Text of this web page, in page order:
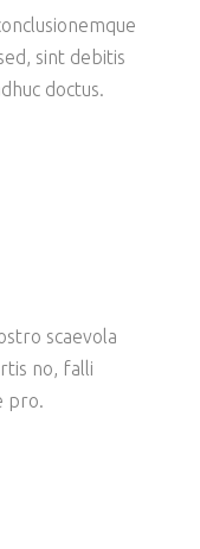
sint debitis
doctus.
scaevola
no, falli
pro.